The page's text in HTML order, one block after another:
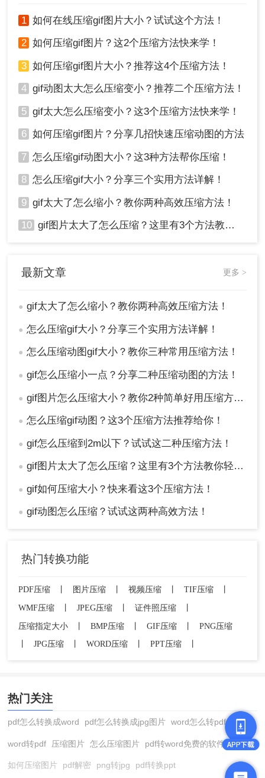
1 如何在线压缩gif图片大小？试试这个方法！
2 如何压缩gif图片？这2个压缩方法快来学！
3 如何压缩gif图片大小？推荐这4个压缩方法！
4 gif动图太大怎么压缩变小？推荐二个压缩方法！
5 gif太大怎么压缩变小？这3个压缩方法快来学！
6 如何压缩gif图片？分享几招快速压缩动图的方法
7 怎么压缩gif动图大小？这3种方法帮你压缩！
8 怎么压缩gif大小？分享三个实用方法详解！
9 gif太大了怎么缩小？教你两种高效压缩方法！
10 gif图片太大了怎么压缩？这里有3个方法教你轻松压缩！
最新文章 更多 >
● gif太大了怎么缩小？教你两种高效压缩方法！
● 怎么压缩gif大小？分享三个实用方法详解！
● 怎么压缩动图gif大小？教你三种常用压缩方法！
● gif怎么压缩小一点？分享二种压缩动图的方法！
● gif图片怎么压缩大小？教你2种简单好用压缩方法！
● 怎么压缩gif动图？这3个压缩方法推荐给你！
● gif怎么压缩到2m以下？试试这二种压缩方法！
● gif图片太大了怎么压缩？这里有3个方法教你轻松压缩！
● gif如何压缩大小？快来看这3个压缩方法！
● gif动图怎么压缩？试试这两种高效方法！
热门转换功能
PDF压缩 图片压缩 视频压缩 TIF压缩
WMF压缩
丨 JPEG压缩 丨 证件照压缩
丨
压缩指定大小
丨 BMP压缩 丨 GIF压缩 丨
PNG压缩
JPG压缩 WORD压缩 PPT压缩
热门关注
pdf怎么转换成word pdf怎么转换成jpg图片 word怎么转pdf
word转pdf 压缩图片 怎么压缩图片 pdf转word免费的软件
如何压缩图片 pdf解密 png转jpg pdf转换ppt